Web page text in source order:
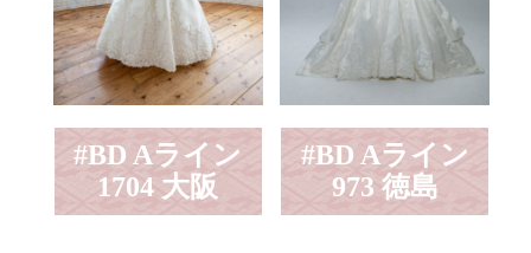
#BD Aライン
1704 大阪
#BD Aライン
973 徳島